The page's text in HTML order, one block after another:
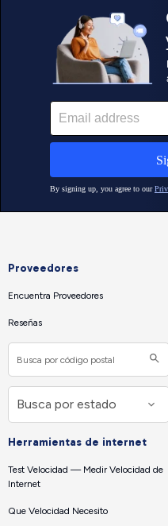
Proveedores
Encuentra Proveedores
Reseñas
Herramientas de internet
Test Velocidad — Medir Velocidad de
Internet
Que Velocidad Necesito